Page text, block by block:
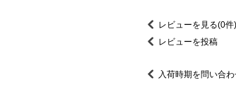
レビューを見る(0件)
レビューを投稿
入荷時期を問い合わ